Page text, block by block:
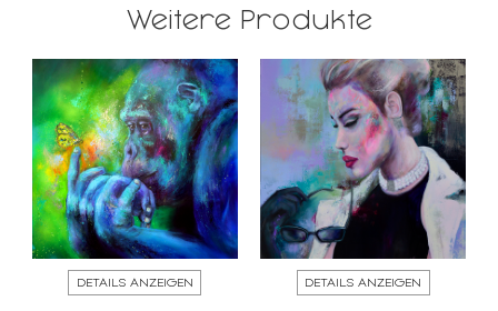
Weitere Produkte
DETAILS ANZEIGEN DETAILS ANZEIGEN